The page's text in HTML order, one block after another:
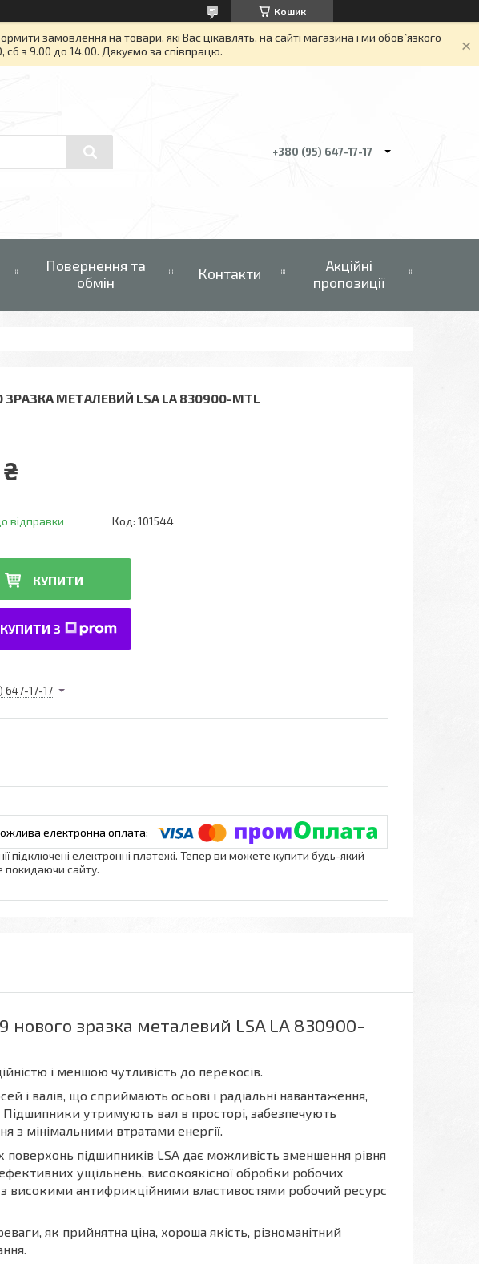
Кошик
замовлення на товари, які Вас цікавлять, на сайті магазина і ми обов`язкого
з 9.00 до 14.00. Дякуємо за співпрацю.
+380 (95) 647-17-17
Повернення та
обмін
Контакти
Акційні
пропозиції
МЕТАЛЕВИЙ LSA LA 830900-MTL
відправки Код: 101544
КУПИТИ
КУПИТИ З
647-17-17
підключені електронні платежі. Тепер ви можете купити будь-який
покидаючи сайту.
зразка металевий LSA LA 830900-
і меншою чутливість до перекосів.
і валів, що сприймають осьові і радіальні навантаження,
Підшипники утримують вал в просторі, забезпечують
з мінімальними втратами енергії.
поверхонь підшипників LSA дає можливість зменшення рівня
ефективних ущільнень, високоякісної обробки робочих
високими антифрикційними властивостями робочий ресурс
як прийнятна ціна, хороша якість, різноманітний